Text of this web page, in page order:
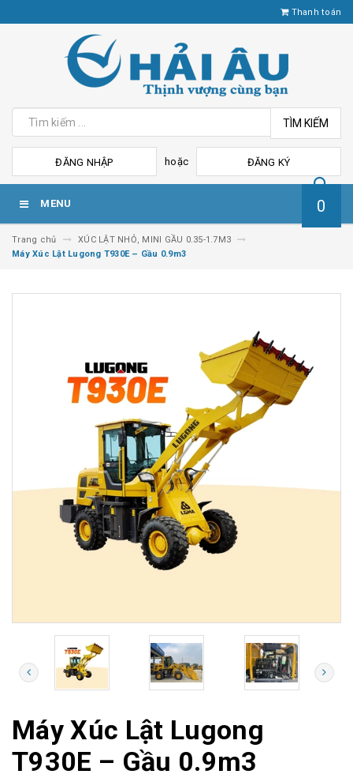
Thanh toán
TÌM KIẾM
ĐĂNG NHẬP hoặc ĐĂNG KÝ
MENU 0
Trang chủ
XÚC LẬT NHỎ, MINI GẦU 0.35-1.7M3
Máy Xúc Lật Lugong T930E – Gầu 0.9m3
Máy Xúc Lật Lugong
T930E – Gầu 0.9m3